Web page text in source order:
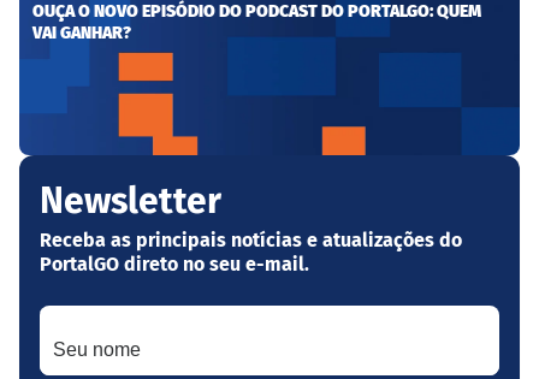
OUÇA O NOVO EPISÓDIO DO PODCAST DO PORTALGO: QUEM
VAI GANHAR?
Newsletter
Receba as principais notícias e atualizações do
PortalGO direto no seu e-mail.
Seu nome